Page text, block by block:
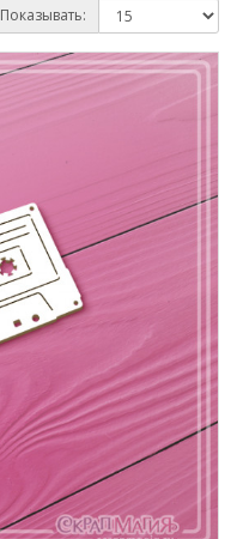
Показывать: